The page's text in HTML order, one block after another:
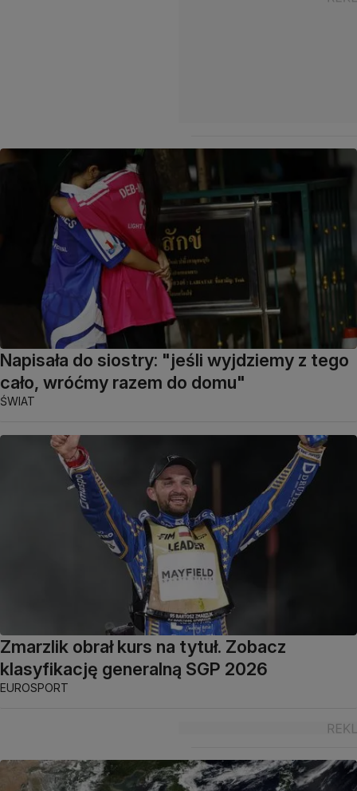
Napisała do siostry: "jeśli wyjdziemy z tego
cało, wróćmy razem do domu"
ŚWIAT
Zmarzlik obrał kurs na tytuł. Zobacz
klasyfikację generalną SGP 2026
EUROSPORT